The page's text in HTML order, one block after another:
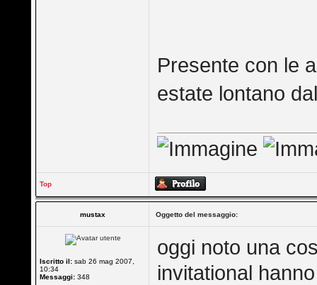
Presente con le
estate lontano
Top
mustax Oggetto del messaggio:
Iscritto il: sab 26 mag 2007,
10:34
Messaggi: 348
oggi noto una
invitational